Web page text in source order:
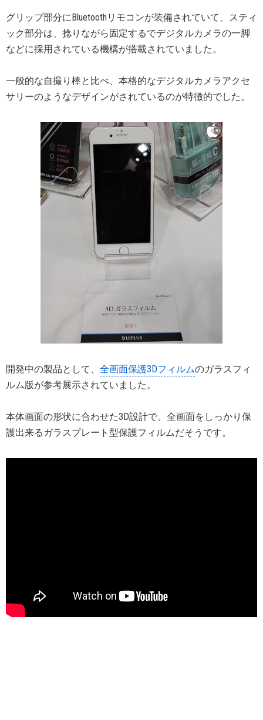
グリップ部分にBluetoothリモコンが装備されていて、スティ
ック部分は、捻りながら固定するでデジタルカメラの一脚
などに採用されている機構が搭載されていました。
一般的な自撮り棒と比べ、本格的なデジタルカメラアクセ
サリーのようなデザインがされているのが特徴的でした。
開発中の製品として、 全画面保護3Dフィルムのガラスフィ
ルム版が参考展示されていました。
本体画面の形状に合わせた3D設計で、全画面をしっかり保
護出来るガラスプレート型保護フィルムだそうです。